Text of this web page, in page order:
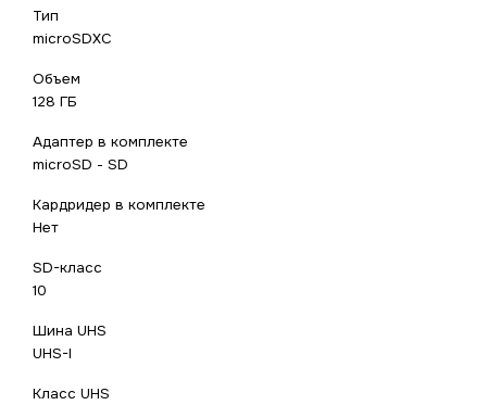
Тип
microSDXC
Объем
128 ГБ
Адаптер в комплекте
microSD - SD
Кардридер в комплекте
Нет
SD-класс
10
Шина UHS
UHS-I
Класс UHS